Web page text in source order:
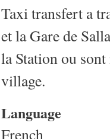
Taxi transfert a
et la Gare de
la Station ou
village.
Language
French